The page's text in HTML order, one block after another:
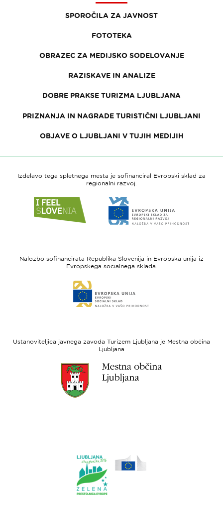
SPOROČILA ZA JAVNOST
FOTOTEKA
OBRAZEC ZA MEDIJSKO SODELOVANJE
RAZISKAVE IN ANALIZE
DOBRE PRAKSE TURIZMA LJUBLJANA
PRIZNANJA IN NAGRADE TURISTIČNI LJUBLJANI
OBJAVE O LJUBLJANI V TUJIH MEDIJIH
Izdelavo tega spletnega mesta je sofinanciral Evropski sklad za
regionalni razvoj.
do
spletne
Slovenia
do
spletne
-
regionalni
Naložbo sofinancirata Republika Slovenija in Evropska unija iz
Evropskega socialnega sklada.
do
spletne
sklad
Ustanoviteljica javnega zavoda Turizem Ljubljana je Mestna občina
Ljubljana